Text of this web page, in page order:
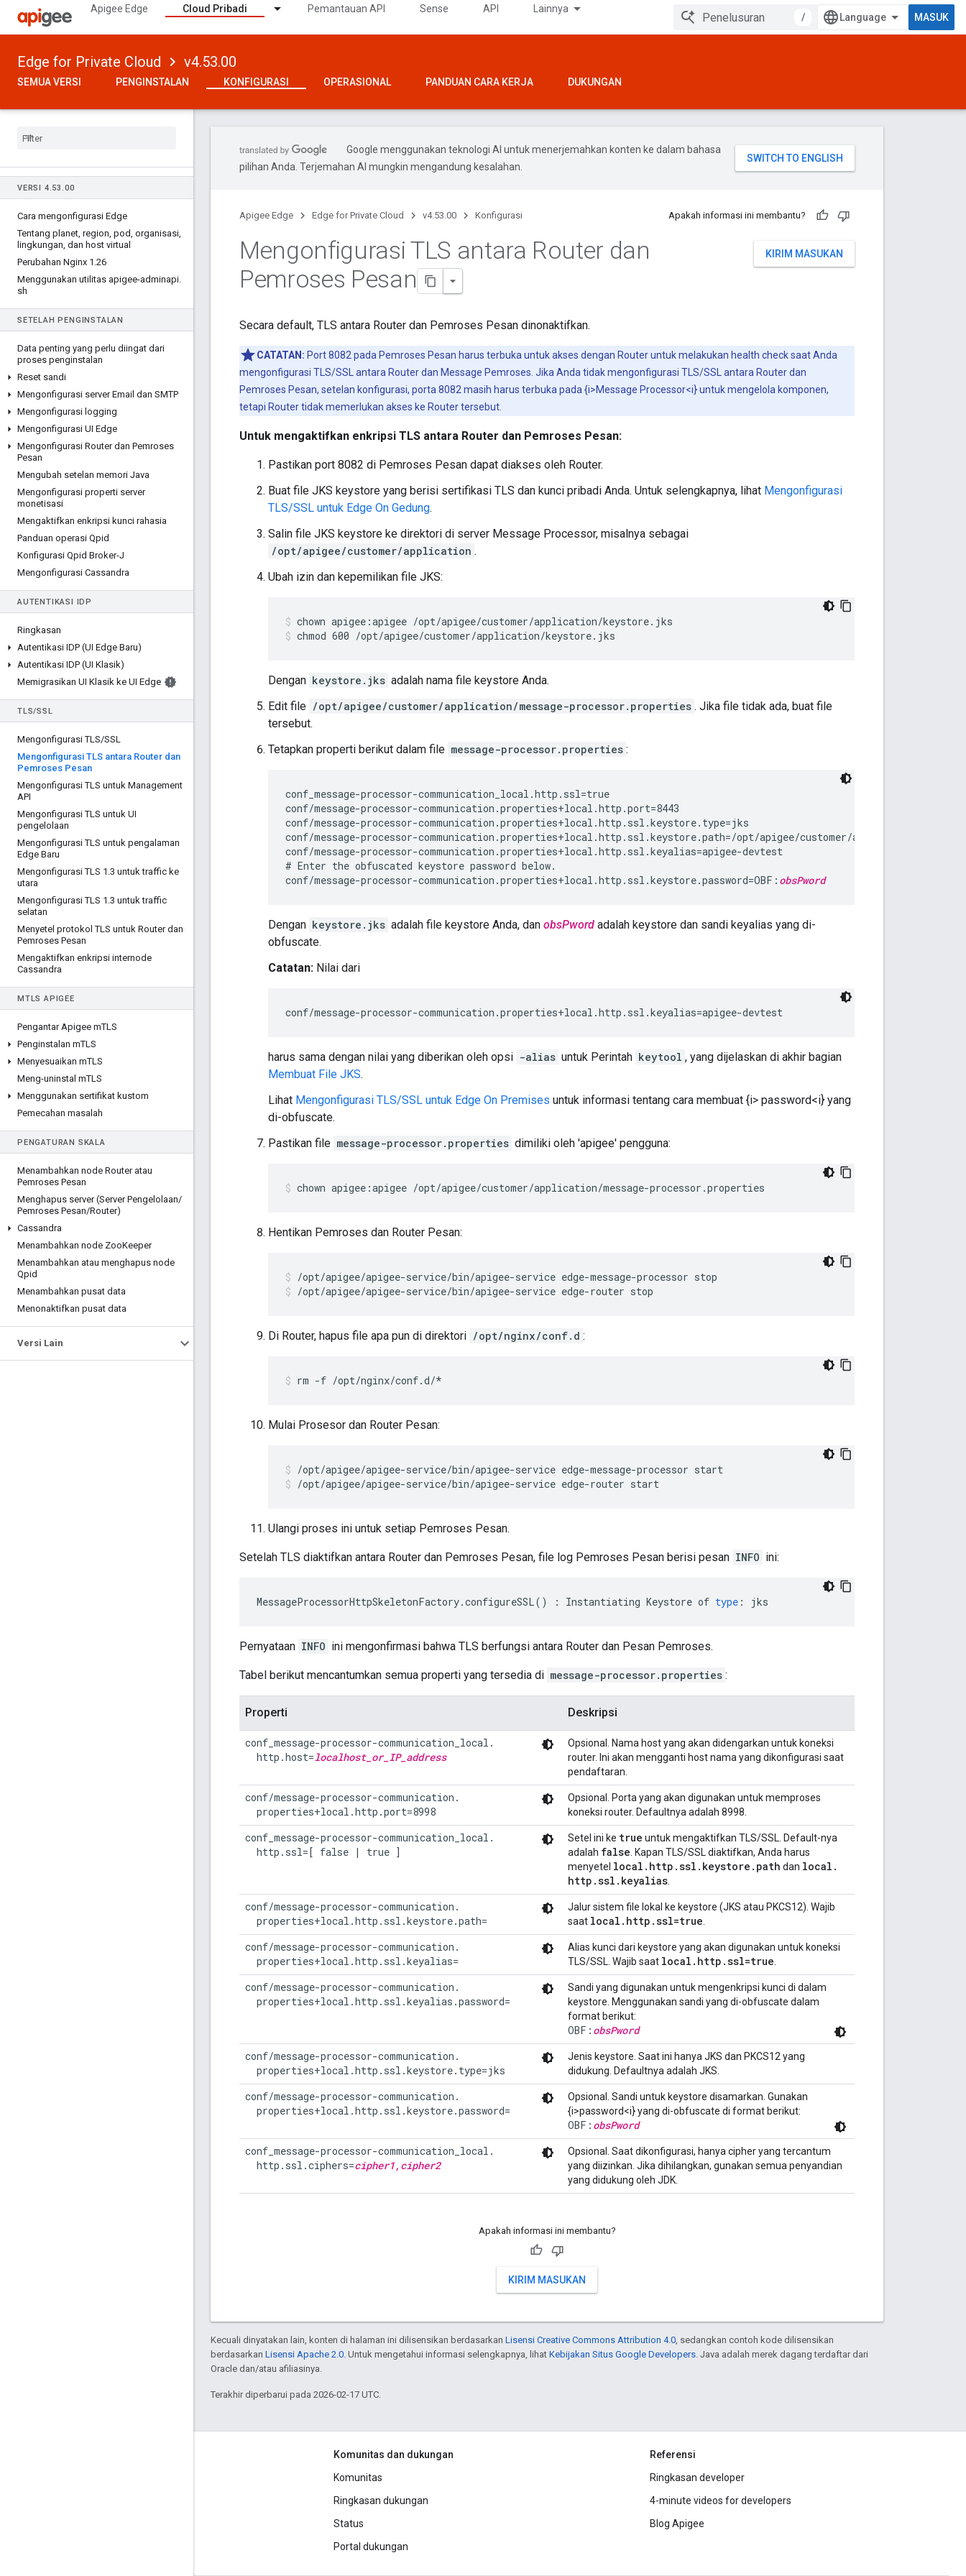
Apigee Edge Cloud Pribadi Pemantauan API Sense API Lainnya
/ MASUK
Edge for Private Cloud v4.53.00
SEMUA VERSI PENGINSTALAN KONFIGURASI OPERASIONAL PANDUAN CARA KERJA DUKUNGAN
VERSI 4.53 .00
Cara mengonfigurasi Edge
Tentang planet, region, pod, organisasi,
lingkungan, dan host virtual
Perubahan Nginx 1 .26
Menggunakan utilitas apigee-adminapi.
sh
SETELAH PENGINSTALAN
Data penting yang perlu diingat dari
proses penginstalan
Reset sandi
Mengonfigurasi server Email dan SMTP
Mengonfigurasi logging
Mengonfigurasi UI Edge
Mengonfigurasi Router dan Pemroses
Pesan
Mengubah setelan memori Java
Mengonfigurasi properti server
monetisasi
Mengaktifkan enkripsi kunci rahasia
Panduan operasi Qpid
Konfigurasi Qpid Broker-J
Mengonfigurasi Cassandra
AUTENTIKASI IDP
Ringkasan
Autentikasi IDP (UI Edge Baru)
Autentikasi IDP (UI Klasik)
Memigrasikan UI Klasik ke UI Edge
TLS/SSL
Mengonfigurasi TLS/SSL
Mengonfigurasi TLS antara Router dan
Pemroses Pesan
Mengonfigurasi TLS untuk Management
API
Mengonfigurasi TLS untuk UI
pengelolaan
Mengonfigurasi TLS untuk pengalaman
Edge Baru
Mengonfigurasi TLS 1 .3 untuk traffic ke
utara
Mengonfigurasi TLS 1 .3 untuk traffic
selatan
Menyetel protokol TLS untuk Router dan
Pemroses Pesan
Mengaktifkan enkripsi internode
Cassandra
MTLS APIGEE
Pengantar Apigee mTLS
Penginstalan mTLS
Menyesuaikan mTLS
Meng-uninstal mTLS
Menggunakan sertifikat kustom
Pemecahan masalah
PENGATURAN SKALA
Menambahkan node Router atau
Pemroses Pesan
Menghapus server (Server Pengelolaan/
Pemroses Pesan/Router)
Cassandra
Menambahkan node ZooKeeper
Menambahkan atau menghapus node
Qpid
Menambahkan pusat data
Menonaktifkan pusat data
Versi Lain
Google menggunakan teknologi AI untuk menerjemahkan konten ke dalam bahasa
pilihan Anda. Terjemahan AI mungkin mengandung kesalahan.
Apigee Edge Edge for Private Cloud v4.53.00 Konfigurasi Apakah informasi ini membantu?
KIRIM MASUKAN
Mengonfigurasi TLS antara Router dan
Pemroses Pesan
Secara default, TLS antara Router dan Pemroses Pesan dinonaktifkan.
CATATAN: Port 8082 pada Pemroses Pesan harus terbuka untuk akses dengan Router untuk melakukan health check saat Anda
mengonfigurasi TLS/SSL antara Router dan Message Pemroses. Jika Anda tidak mengonfigurasi TLS/SSL antara Router dan
Pemroses Pesan, setelan konfigurasi, porta 8082 masih harus terbuka pada {i>Message Processor<i} untuk mengelola komponen,
tetapi Router tidak memerlukan akses ke Router tersebut.
Untuk mengaktifkan enkripsi TLS antara Router dan Pemroses Pesan:
Pastikan port 8082 di Pemroses Pesan dapat diakses oleh Router.
Buat file JKS keystore yang berisi sertifikasi TLS dan kunci pribadi Anda. Untuk selengkapnya, lihat Mengonfigurasi
TLS/SSL untuk Edge On Gedung.
Salin file JKS keystore ke direktori di server Message Processor, misalnya sebagai
/opt/apigee/customer/application .
Ubah izin dan kepemilikan file JKS:
chmod 600 /opt/apigee/customer/application/keystore.jks
Dengan keystore.jks adalah nama file keystore Anda.
Edit file /opt/apigee/customer/application/message-processor.properties . Jika file tidak ada, buat file
tersebut.
Tetapkan properti berikut dalam file message-processor.properties :
conf_message-processor-communication_local.http.ssl=true
conf/message-processor-communication.properties+local.http.port=8443
conf/message-processor-communication.properties+local.http.ssl.keystore.type=jks
conf/message-processor-communication.properties+local.http.ssl.keystore.path=/opt/apigee/customer/application/
conf/message-processor-communication.properties+local.http.ssl.keyalias=apigee-devtest
# Enter the obfuscated keystore password below.
conf/message-processor-communication.properties+local.http.ssl.keystore.password=OBF: obsPword
Dengan keystore.jks adalah file keystore Anda, dan obsPword adalah keystore dan sandi keyalias yang di-
obfuscate.
Catatan: Nilai dari
conf/message-processor-communication.properties+local.http.ssl.keyalias=apigee-devtest
harus sama dengan nilai yang diberikan oleh opsi -alias untuk Perintah keytool , yang dijelaskan di akhir bagian
Membuat File JKS.
Lihat Mengonfigurasi TLS/SSL untuk Edge On Premises untuk informasi tentang cara membuat {i> password<i} yang
di-obfuscate.
Pastikan file message-processor.properties dimiliki oleh 'apigee' pengguna:
chown apigee:apigee /opt/apigee/customer/application/message-processor.properties
Hentikan Pemroses dan Router Pesan:
/opt/apigee/apigee-service/bin/apigee-service edge-router stop
Di Router, hapus file apa pun di direktori /opt/nginx/conf.d :
rm -f /opt/nginx/conf.d/*
Mulai Prosesor dan Router Pesan:
/opt/apigee/apigee-service/bin/apigee-service edge-router start
Ulangi proses ini untuk setiap Pemroses Pesan.
Setelah TLS diaktifkan antara Router dan Pemroses Pesan, file log Pemroses Pesan berisi pesan INFO ini:
MessageProcessorHttpSkeletonFactory.configureSSL() : Instantiating Keystore of type : jks
Pernyataan INFO ini mengonfirmasi bahwa TLS berfungsi antara Router dan Pesan Pemroses.
Tabel berikut mencantumkan semua properti yang tersedia di message-processor.properties :
Properti Deskripsi
conf_message-processor-communication_local.
  http.host=
localhost_or_IP_address
Opsional. Nama host yang akan didengarkan untuk koneksi
router. Ini akan mengganti host nama yang dikonfigurasi saat
pendaftaran.
conf/message-processor-communication.
  properties+local.http.port=8998
Opsional. Porta yang akan digunakan untuk memproses
koneksi router. Defaultnya adalah 8998.
conf_message-processor-communication_local.
  http.ssl=[ false | true ]
Setel ini ke true untuk mengaktifkan TLS/SSL. Default-nya
adalah false . Kapan TLS/SSL diaktifkan, Anda harus
menyetel local . http .ssl . keystore . path dan local .
http .ssl . keyalias
conf/message-processor-communication.
  properties+local.http.ssl.keystore.path=
Jalur sistem file lokal ke keystore (JKS atau PKCS12). Wajib
saat local . http .ssl=true
conf/message-processor-communication.
  properties+local.http.ssl.keyalias=
Alias kunci dari keystore yang akan digunakan untuk koneksi
TLS/SSL. Wajib saat local . http .ssl=true
conf/message-processor-communication.
  properties+local.http.ssl.keyalias.password=
Sandi yang digunakan untuk mengenkripsi kunci di dalam
keystore. Menggunakan sandi yang di-obfuscate dalam
format berikut:
OBF: obsPword
conf/message-processor-communication.
  properties+local.http.ssl.keystore.type=jks
Jenis keystore. Saat ini hanya JKS dan PKCS12 yang
didukung. Defaultnya adalah JKS.
conf/message-processor-communication.
  properties+local.http.ssl.keystore.password=
Opsional. Sandi untuk keystore disamarkan. Gunakan
{i>password<i} yang di-obfuscate di format berikut:
OBF: obsPword
conf_message-processor-communication_local.
  http.ssl.ciphers=
cipher1,cipher2
Opsional. Saat dikonfigurasi, hanya cipher yang tercantum
yang diizinkan. Jika dihilangkan, gunakan semua penyandian
yang didukung oleh JDK.
Apakah informasi ini membantu?
KIRIM MASUKAN
Kecuali dinyatakan lain, konten di halaman ini dilisensikan berdasarkan Lisensi Creative Commons Attribution 4.0, sedangkan contoh kode dilisensikan
berdasarkan Lisensi Apache 2.0. Untuk mengetahui informasi selengkapnya, lihat Kebijakan Situs Google Developers. Java adalah merek dagang terdaftar dari
Oracle dan/atau afiliasinya.
Terakhir diperbarui pada 2026-02-17 UTC.
Komunitas dan dukungan
Komunitas
Ringkasan dukungan
Status
Portal dukungan
Referensi
Ringkasan developer
4-minute videos for developers
Blog Apigee